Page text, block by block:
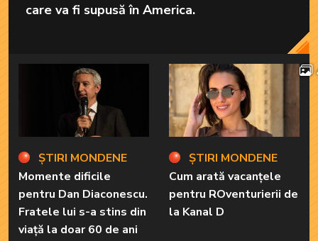
care va fi supusă în America.
ȘTIRI MONDENE
Momente dificile
pentru Dan Diaconescu.
Fratele lui s-a stins din
viață la doar 60 de ani
ȘTIRI MONDENE
Cum arată vacanțele
pentru ROventurierii de
la Kanal D